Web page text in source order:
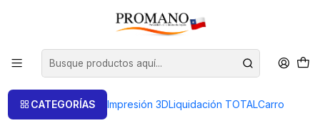
CATEGORÍAS Impresión 3DLiquidación TOTALCarro
Semielaborados Plata Mostacillas Plata
MOSTACILLAS REDONDAS 1.5 X 1.5 MM. MINI PQTE. 10 GRS.